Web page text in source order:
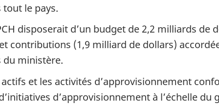
le pays.
disposerait d’un budget de 2,2 milliards
contributions (1,9 milliard de dollars)
ministère.
actifs et les activités d’approvisionnement
d’approvisionnement à l’échelle